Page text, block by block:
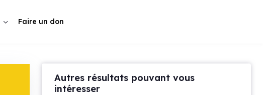
Faire un don
Autres résultats pouvant vous
intéresser